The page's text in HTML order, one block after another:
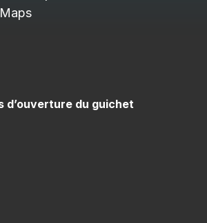
d’ouverture du guichet